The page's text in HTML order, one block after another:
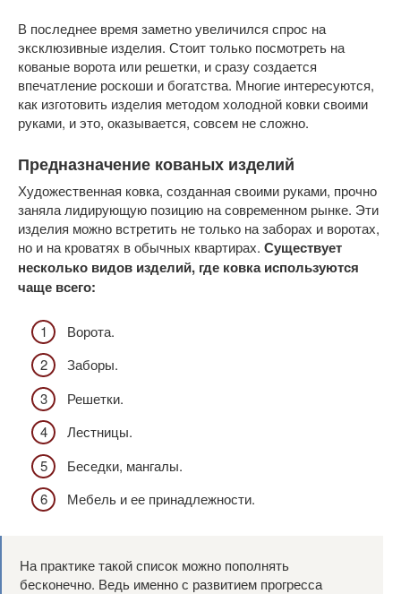
В последнее время заметно увеличился спрос на
эксклюзивные изделия. Стоит только посмотреть на
кованые ворота или решетки, и сразу создается
впечатление роскоши и богатства. Многие интересуются,
как изготовить изделия методом холодной ковки своими
руками, и это, оказывается, совсем не сложно.
Предназначение кованых изделий
Художественная ковка, созданная своими руками, прочно
заняла лидирующую позицию на современном рынке. Эти
изделия можно встретить не только на заборах и воротах,
но и на кроватях в обычных квартирах. Существует
несколько видов изделий, где ковка используются
чаще всего:
Ворота.
Заборы.
Решетки.
Лестницы.
Беседки, мангалы.
Мебель и ее принадлежности.
На практике такой список можно пополнять
бесконечно. Ведь именно с развитием прогресса